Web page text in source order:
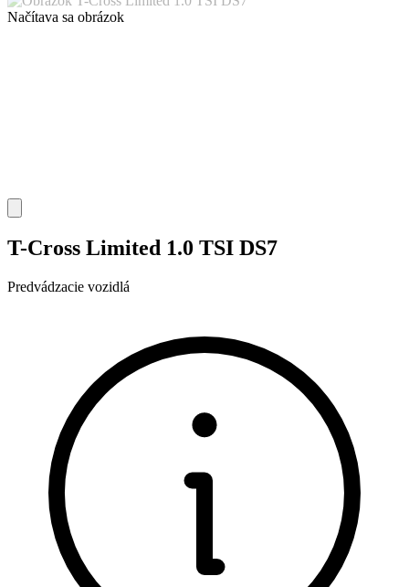
Načítava sa obrázok
T-Cross Limited 1.0 TSI DS7
Predvádzacie vozidlá